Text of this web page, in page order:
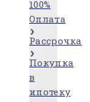
100%
Оплата
Рассрочка
Покупка
в
ипотеку